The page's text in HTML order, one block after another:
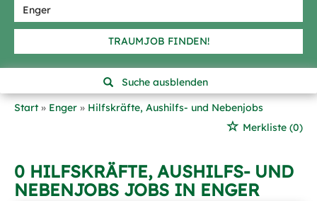
TRAUMJOB FINDEN!
Suche ausblenden
Start
Enger
Hilfskräfte, Aushilfs- und Nebenjobs
Merkliste (0)
0 HILFSKRÄFTE, AUSHILFS- UND
NEBENJOBS JOBS IN ENGER